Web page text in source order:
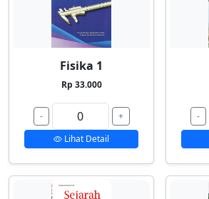
Fisika 1
Rp 33.000
-
+
Lihat Detail
-